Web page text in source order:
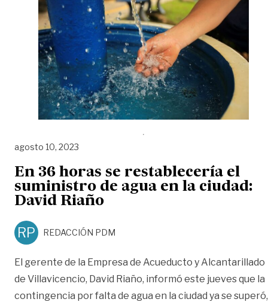
agosto 10, 2023
En 36 horas se restablecería el
suministro de agua en la ciudad:
David Riaño
RP REDACCIÓN PDM
El gerente de la Empresa de Acueducto y Alcantarillado
de Villavicencio, David Riaño, informó este jueves que la
contingencia por falta de agua en la ciudad ya se superó,